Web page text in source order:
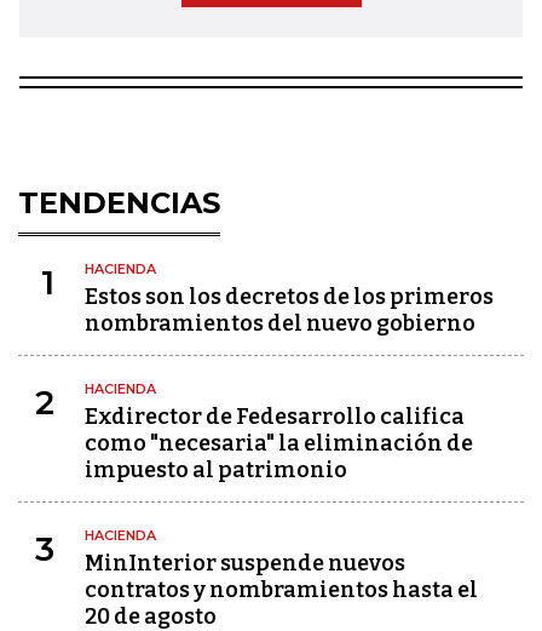
TENDENCIAS
1 HACIENDA
Estos son los decretos de los primeros
nombramientos del nuevo gobierno
2 HACIENDA
Exdirector de Fedesarrollo califica
como "necesaria" la eliminación de
impuesto al patrimonio
3 HACIENDA
MinInterior suspende nuevos
contratos y nombramientos hasta el
20 de agosto